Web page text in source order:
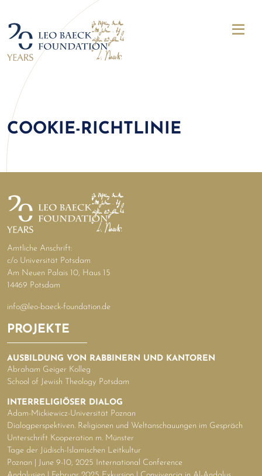
COOKIE-RICHTLINIE
Amtliche Anschrift:
c/o Universität Potsdam
Am Neuen Palais 10, Haus 15
14469 Potsdam
info@leo-baeck-foundation.de
PROJEKTE
AUSBILDUNG VON RABBINERN UND KANTOREN
Abraham Geiger Kolleg
School of Jewish Theology Potsdam
INTERRELIGIÖSER DIALOG
Adam-Mickiewicz-Universität Poznan
Dialogperspektiven. Religionen und Weltanschauungen im Gespräch
Unterschrift Kooperation m. Münster
Tage der Jüdisch-Islamischen Leitkultur
Poznan | June 9-10, 2025 International Conference